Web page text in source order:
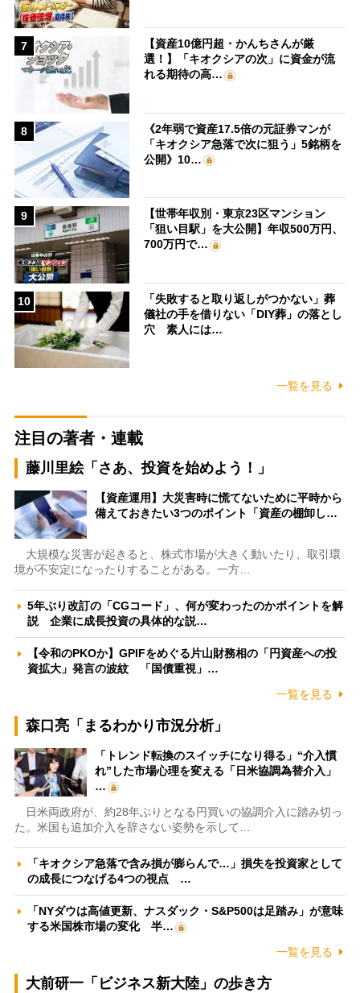
7
【資産10億円超・かんちさんが厳
選！】「キオクシアの次」に資金が流
れる期待の高…
8
《2年弱で資産17.5倍の元証券マンが
「キオクシア急落で次に狙う」5銘柄を
公開》10…
9
【世帯年収別・東京23区マンション
「狙い目駅」を大公開】年収500万円、
700万円で…
10
「失敗すると取り返しがつかない」葬
儀社の手を借りない「DIY葬」の落とし
穴 素人には…
一覧を見る
注目の著者・連載
藤川里絵「さあ、投資を始めよう！」
【資産運用】大災害時に慌てないために平時から
備えておきたい3つのポイント「資産の棚卸し…
大規模な災害が起きると、株式市場が大きく動いたり、取引環
境が不安定になったりすることがある。一方…
5年ぶり改訂の「CGコード」、何が変わったのかポイントを解
説 企業に成長投資の具体的な説…
【令和のPKOか】GPIFをめぐる片山財務相の「円資産への投
資拡大」発言の波紋 「国債重視」…
一覧を見る
森口亮「まるわかり市況分析」
「トレンド転換のスイッチになり得る」“介入慣
れ”した市場心理を変える「日米協調為替介入」
…
日米両政府が、約28年ぶりとなる円買いの協調介入に踏み切っ
た。米国も追加介入を辞さない姿勢を示して…
「キオクシア急落で含み損が膨らんで…」損失を投資家として
の成長につなげる4つの視点 …
「NYダウは高値更新、ナスダック・S&P500は足踏み」が意味
する米国株市場の変化 半…
一覧を見る
大前研一「ビジネス新大陸」の歩き方